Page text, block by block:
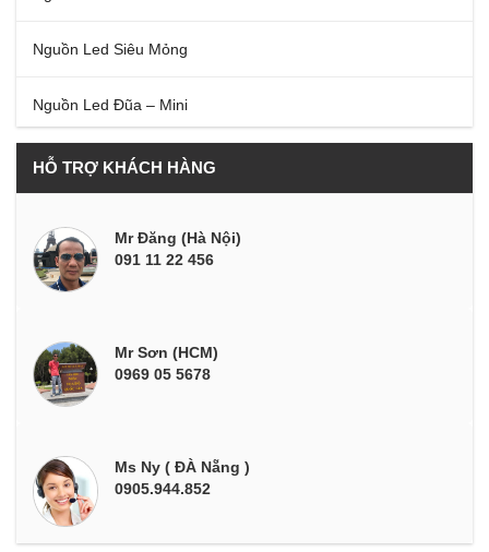
Nguồn Led Siêu Mỏng
Nguồn Led Đũa – Mini
HỖ TRỢ KHÁCH HÀNG
Mr Đăng (Hà Nội)
091 11 22 456
Mr Sơn (HCM)
0969 05 5678
Ms Ny ( ĐÀ Nẵng )
0905.944.852